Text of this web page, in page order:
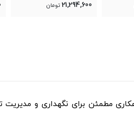
26,409,700 تومان
مطمئن برای نگهداری و مدیریت